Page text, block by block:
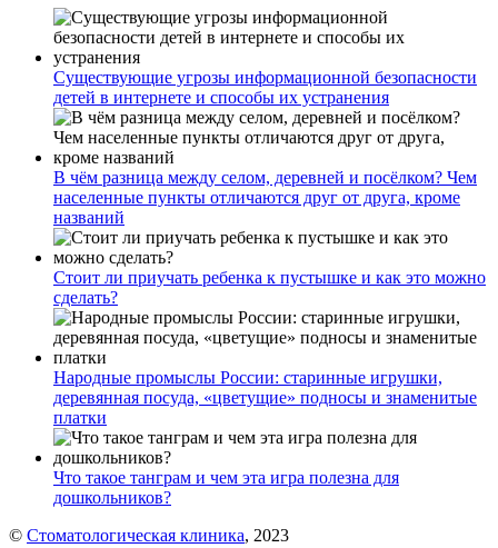
Существующие угрозы информационной безопасности
детей в интернете и способы их устранения
В чём разница между селом, деревней и посёлком? Чем
населенные пункты отличаются друг от друга, кроме
названий
Стоит ли приучать ребенка к пустышке и как это можно
сделать?
Народные промыслы России: старинные игрушки,
деревянная посуда, «цветущие» подносы и знаменитые
платки
Что такое танграм и чем эта игра полезна для
дошкольников?
© Стоматологическая клиника, 2023